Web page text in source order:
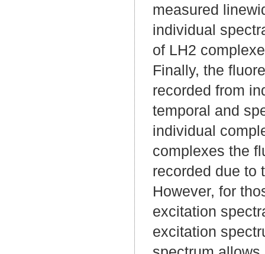
measured
individual
of LH2
Finally, the
recorded from
temporal and
individual
complexes the
recorded due to
However, for
excitation
excitation